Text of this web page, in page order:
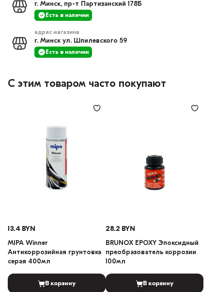
г. Минск, пр-т Партизанский 178Б
Есть в наличии
адрес магазина
г. Минск ул. Шпилевского 59
Есть в наличии
С этим товаром часто покупают
13.4 BYN
MIPA Winner
Антикоррозийная грунтовка
серая 400мл
В корзину
28.2 BYN
BRUNOX EPOXY Эпоксидный
преобразователь коррозии
100мл
В корзину